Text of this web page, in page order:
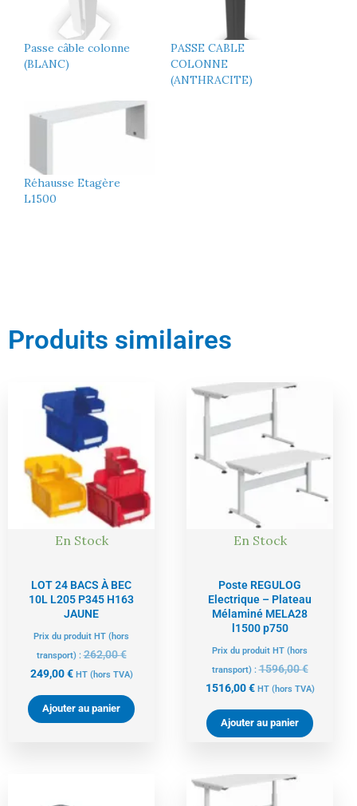
Passe câble colonne
(BLANC)
PASSE CABLE
COLONNE
(ANTHRACITE)
Réhausse Etagère
L1500
Produits similaires
En Stock
LOT 24 BACS À BEC
10L L205 P345 H163
JAUNE
Prix du produit HT (hors
transport) :262,00€
262,00 €.
249,00€
Le
prix
actuel
est :
249,00 €.
HT (hors TVA)
Ajouter au panier
En Stock
Poste REGULOG
Electrique – Plateau
Mélaminé MELA28
l1500 p750
Prix du produit HT (hors
transport) :1596,00€
1596,00
1516,00€
Le
actuel
est :
1516,00 €.
HT (hors TVA)
Ajouter au panier
Le